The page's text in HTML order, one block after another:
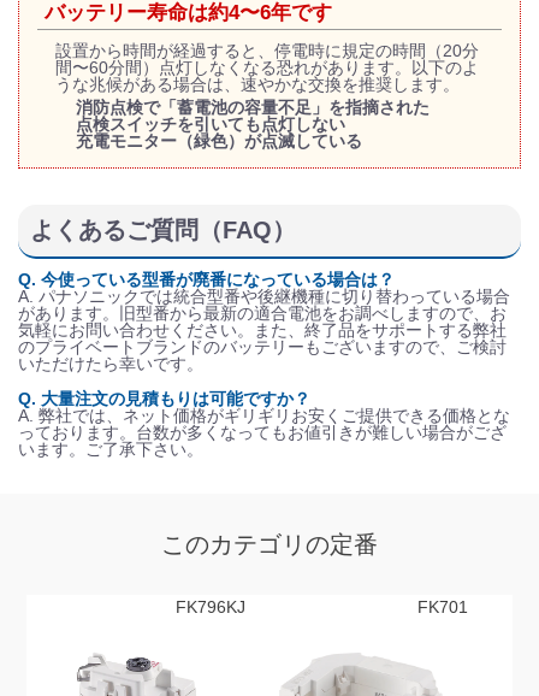
バッテリー寿命は約4〜6年です
設置から時間が経過すると、停電時に規定の時間（20分
間〜60分間）点灯しなくなる恐れがあります。以下のよ
うな兆候がある場合は、速やかな交換を推奨します。
消防点検で「蓄電池の容量不足」を指摘された
点検スイッチを引いても点灯しない
充電モニター（緑色）が点滅している
よくあるご質問（FAQ）
Q. 今使っている型番が廃番になっている場合は？
A. パナソニックでは統合型番や後継機種に切り替わっている場合
があります。旧型番から最新の適合電池をお調べしますので、お
気軽にお問い合わせください。また、終了品をサポートする弊社
のプライベートブランドのバッテリーもございますので、ご検討
いただけたら幸いです。
Q. 大量注文の見積もりは可能ですか？
A. 弊社では、ネット価格がギリギリお安くご提供できる価格とな
っております。台数が多くなってもお値引きが難しい場合がござ
います。ご了承下さい。
このカテゴリの定番
FK796KJ FK701